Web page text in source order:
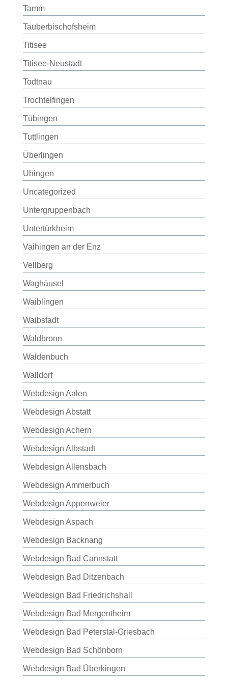
Tamm
Tauberbischofsheim
Titisee
Titisee-Neustadt
Todtnau
Trochtelfingen
Tübingen
Tuttlingen
Überlingen
Uhingen
Uncategorized
Untergruppenbach
Untertürkheim
Vaihingen an der Enz
Vellberg
Waghäusel
Waiblingen
Waibstadt
Waldbronn
Waldenbuch
Walldorf
Webdesign Aalen
Webdesign Abstatt
Webdesign Achern
Webdesign Albstadt
Webdesign Allensbach
Webdesign Ammerbuch
Webdesign Appenweier
Webdesign Aspach
Webdesign Backnang
Webdesign Bad Cannstatt
Webdesign Bad Ditzenbach
Webdesign Bad Friedrichshall
Webdesign Bad Mergentheim
Webdesign Bad Peterstal-Griesbach
Webdesign Bad Schönborn
Webdesign Bad Überkingen